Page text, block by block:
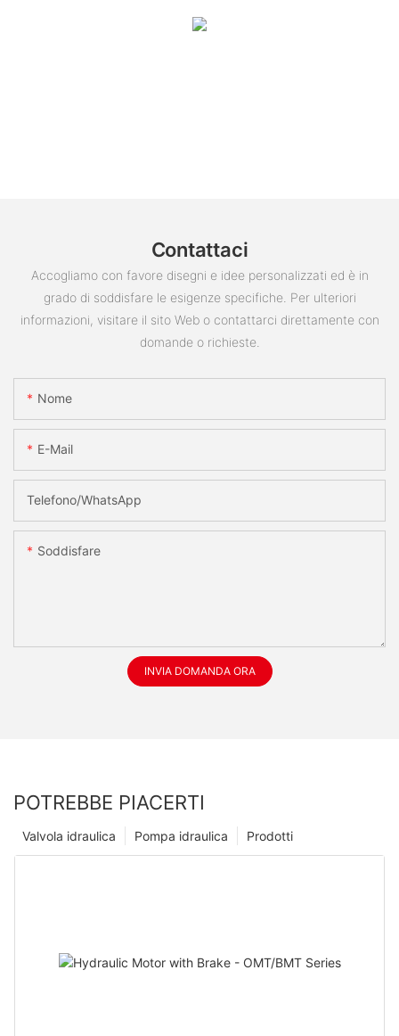
Contattaci
Accogliamo con favore disegni e idee personalizzati ed è in
grado di soddisfare le esigenze specifiche. Per ulteriori
informazioni, visitare il sito Web o contattarci direttamente con
domande o richieste.
Nome
E-Mail
Telefono/WhatsApp
Soddisfare
INVIA DOMANDA ORA
POTREBBE PIACERTI
Prodotti
Pompa idraulica
Valvola idraulica